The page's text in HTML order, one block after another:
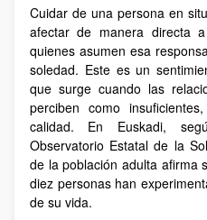
Cuidar de una persona en
afectar de manera directa
quienes asumen esa
soledad. Este es un
que surge cuando las
perciben como
calidad. En Euskadi,
Observatorio Estatal de la
de la población adulta afirma
diez personas han
de su vida.